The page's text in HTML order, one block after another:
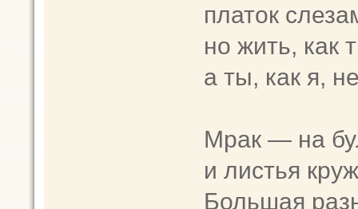
платок
но жить, как
а ты, как я,
Мрак — на
и листья
Большая